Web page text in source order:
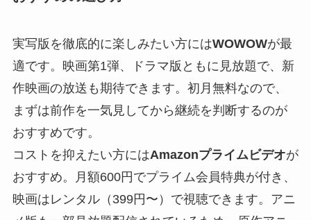
実写版を徹底的に楽しみたい方にはWOWOWが最
適です。映画第1弾、ドラマ版ともに見放題で、新
作映画の放送も期待できます。初月無料なので、
まずは前作を一気見してから継続を判断するのが
おすすめです。
コストを抑えたい方にはAmazonプライムビデオが
おすすめ。月額600円でプライム会員特典が付き、
映画はレンタル（399円〜）で視聴できます。アニ